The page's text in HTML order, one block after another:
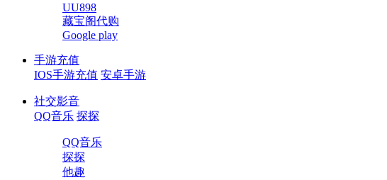
UU898
藏宝阁代购
Google play
手游充值
IOS手游充值 安卓手游
社交影音
QQ音乐 探探
QQ音乐
探探
他趣